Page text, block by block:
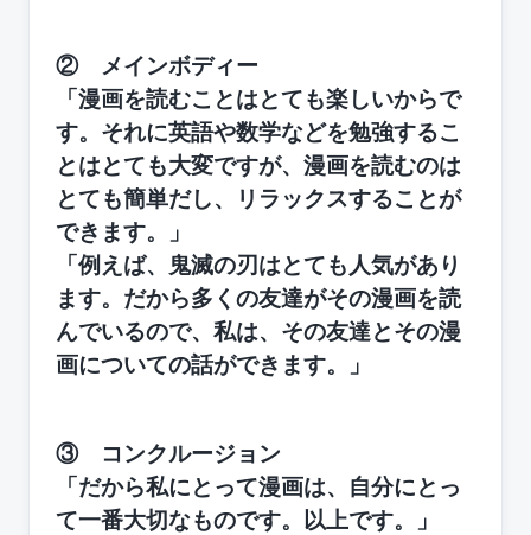
② メインボディー
「漫画を読むことはとても楽しいからで
す。それに英語や数学などを勉強するこ
とはとても大変ですが、漫画を読むのは
とても簡単だし、リラックスすることが
できます。」
「例えば、鬼滅の刃はとても人気があり
ます。だから多くの友達がその漫画を読
んでいるので、私は、その友達とその漫
画についての話ができます。」
③ コンクルージョン
「だから私にとって漫画は、自分にとっ
て一番大切なものです。以上です。」